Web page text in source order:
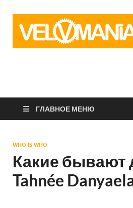
ГЛАВНОЕ МЕНЮ
WHO IS WHO
Какие бывают
Tahnée